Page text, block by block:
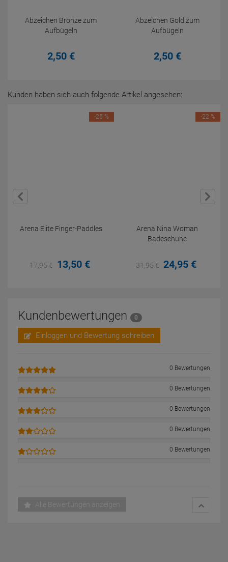
Abzeichen Bronze zum
Aufbügeln
2,50 €
Abzeichen Gold zum
Aufbügeln
2,50 €
Kunden haben sich auch folgende Artikel angesehen:
Arena Elite Finger-Paddles
17,95€ 13,50 €
-25 %
Arena Nina Woman
Badeschuhe
31,95€ 24,95 €
-22 %
Kundenbewertungen 0
Einloggen und Bewertung schreiben
0 Bewertungen
0 Bewertungen
0 Bewertungen
0 Bewertungen
0 Bewertungen
Alle Bewertungen anzeigen